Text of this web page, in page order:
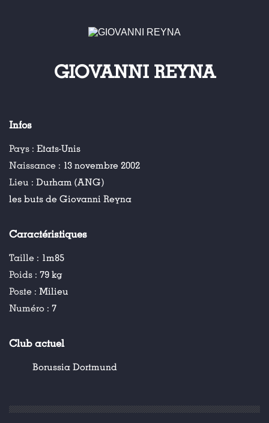
GIOVANNI REYNA
Infos
Pays : Etats-Unis
Naissance : 13 novembre 2002
Lieu : Durham (ANG)
les buts de Giovanni Reyna
Caractéristiques
Taille : 1m85
Poids : 79 kg
Poste : Milieu
Numéro : 7
Club actuel
Borussia Dortmund